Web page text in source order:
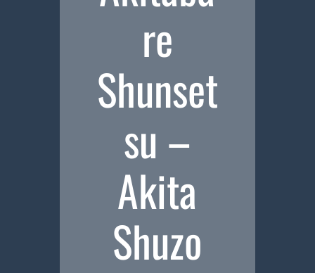
re
Shunset
su –
Akita
Shuzo